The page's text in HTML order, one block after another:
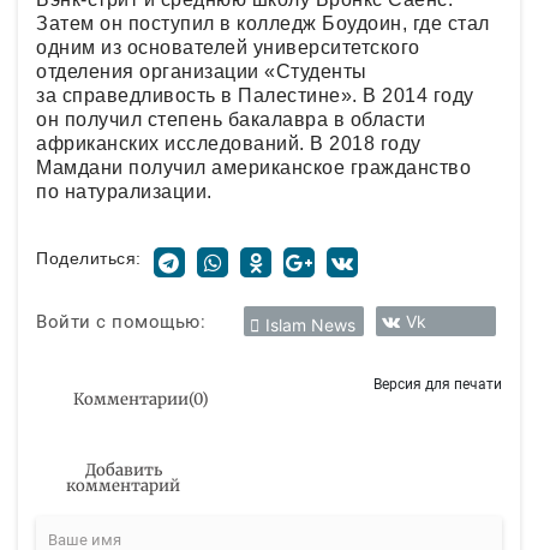
Затем он поступил в колледж Боудоин, где стал
одним из основателей университетского
отделения организации «Студенты
за справедливость в Палестине». В 2014 году
он получил степень бакалавра в области
африканских исследований. В 2018 году
Мамдани получил американское гражданство
по натурализации.
Поделиться:
Войти с помощью: Islam News Vk
Комментарии(0)
Версия для печати
Добавить
комментарий